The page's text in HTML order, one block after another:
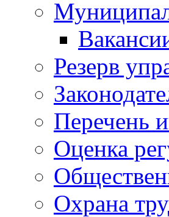
Резерв
Перечень
Оценка
Охрана